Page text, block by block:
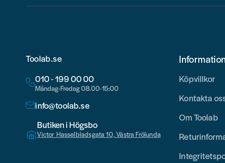
Toolab.se
010 - 199 00 00
Måndag-Fredag 08.00-15:00
info@toolab.se
Butiken i Högsbo
Victor Hasselbladsgata 10, Västra Frölunda
Köpvillkor
Kontakta
Om Toolab